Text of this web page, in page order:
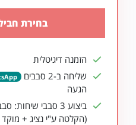
בחירת
הזמנה דיגיטלית
שליחה ב-2 סבבים
הגעה
ביצוע 3 סבבי
(הקלטה ע"י נציג + מוקד